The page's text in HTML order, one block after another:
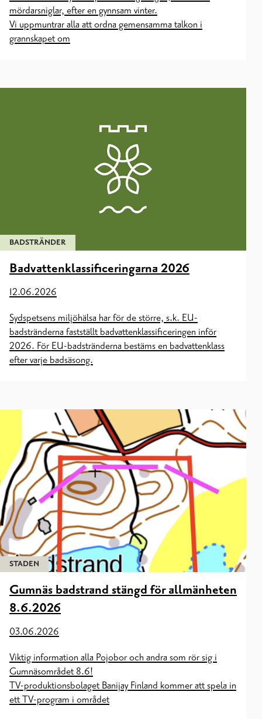
mördarsniglar, efter en gynnsam vinter.
Vi uppmuntrar alla att ordna gemensamma talkon i
grannskapet om
BADSTRÄNDER
Badvattenklassificeringarna 2026
12.06.2026
Sydspetsens miljöhälsa har för de större, s.k. EU-
badstränderna fastställt badvattenklassificeringen inför
2026. För EU-badstränderna bestäms en badvattenklass
efter varje badsäsong.
STADEN
Gumnäs badstrand stängd för allmänheten
8.6.2026
03.06.2026
Viktig information alla Pojobor och andra som rör sig i
Gumnäsområdet 8.6!
TV-produktionsbolaget Banijay Finland kommer att spela in
ett TV-program i området